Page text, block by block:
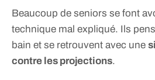
Beaucoup de seniors se font
technique mal expliqué. Ils
bain et se retrouvent avec une
contre les projections.